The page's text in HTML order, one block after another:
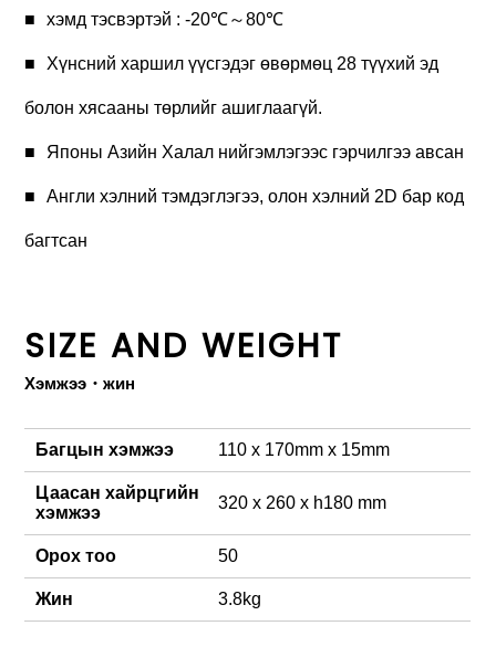
хэмд тэсвэртэй : -20℃～80℃
Хүнсний харшил үүсгэдэг өвөрмөц 28 түүхий эд
болон хясааны төрлийг ашиглаагүй.
Японы Азийн Халал нийгэмлэгээс гэрчилгээ авсан
Англи хэлний тэмдэглэгээ, олон хэлний 2D бар код
багтсан
SIZE AND WEIGHT
Хэмжээ・жин
Багцын хэмжээ 110 x 170mm x 15mm
Цаасан хайрцгийн
хэмжээ
320 x 260 x h180 mm
Орох тоо 50
Жин 3.8kg